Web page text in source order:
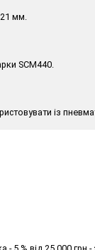
мм.
SCM440.
із